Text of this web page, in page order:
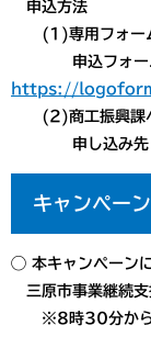
申込方法
(1)専用フォー
申込フォーム
https://
(2)商工振興課へ
申し込み先：
キャンペー
◯ 本キャンペーン
三原市事業継続
※8時30分から